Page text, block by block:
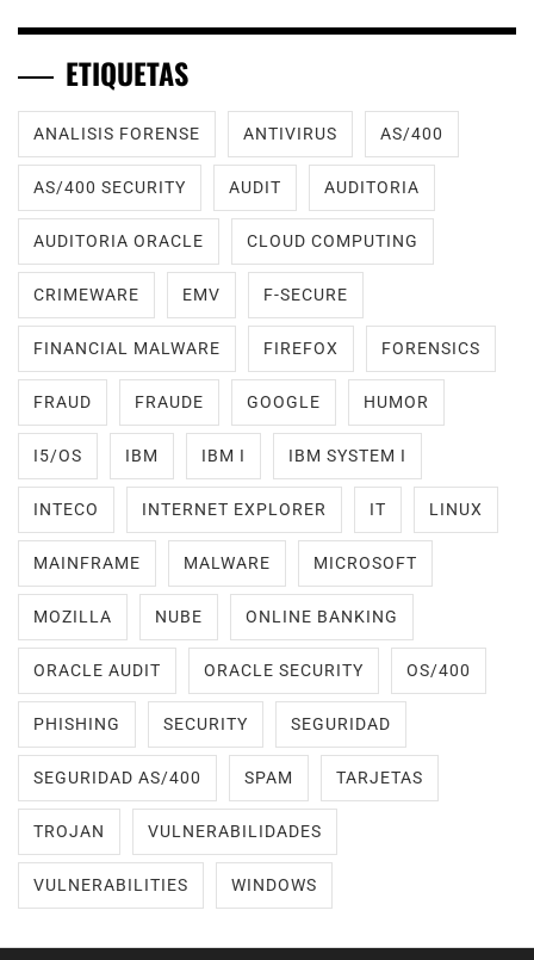
ETIQUETAS
ANALISIS FORENSE ANTIVIRUS AS/400
AS/400 SECURITY AUDIT AUDITORIA
AUDITORIA ORACLE CLOUD COMPUTING
CRIMEWARE EMV F-SECURE
FINANCIAL MALWARE FIREFOX FORENSICS
FRAUD FRAUDE GOOGLE HUMOR
I5/OS IBM IBM I IBM SYSTEM I
INTECO INTERNET EXPLORER IT LINUX
MAINFRAME MALWARE MICROSOFT
MOZILLA NUBE ONLINE BANKING
ORACLE AUDIT ORACLE SECURITY OS/400
PHISHING SECURITY SEGURIDAD
SEGURIDAD AS/400 SPAM TARJETAS
TROJAN VULNERABILIDADES
VULNERABILITIES WINDOWS